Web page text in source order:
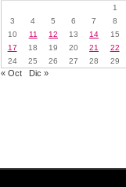
1
3
4 5 6 7 8
10
11 12 13 14 15
17
18 19 20 21 22
24
25 26 27 28 29
« Oct Dic »